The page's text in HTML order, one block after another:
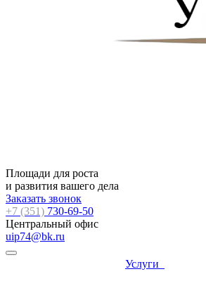
Площади для роста
и развития вашего дела
Заказать звонок
+7 (351) 730-69-50
Центральный офис
uip74@bk.ru
Услуги